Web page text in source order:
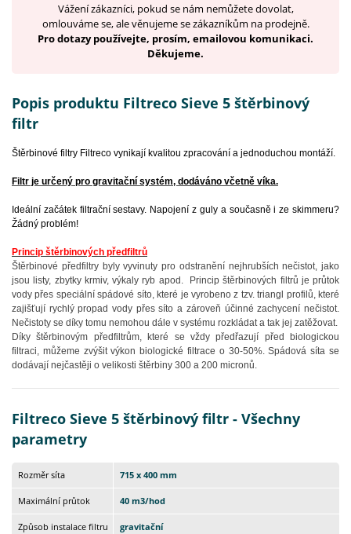
Vážení zákazníci, pokud se nám nemůžete dovolat,
omlouváme se, ale věnujeme se zákazníkům na prodejně.
Pro dotazy používejte, prosím, emailovou komunikaci.
Děkujeme.
Popis produktu Filtreco Sieve 5 štěrbinový
filtr
Štěrbinové filtry Filtreco vynikají kvalitou zpracování a jednoduchou montáží.
Filtr je určený pro gravitační systém, dodáváno včetně víka.
Ideální začátek filtrační sestavy. Napojení z guly a současně i ze skimmeru?
Žádný problém!
Princip štěrbinových předfiltrů
Štěrbinové předfiltry byly vyvinuty pro odstranění nejhrubších nečistot, jako
jsou listy, zbytky krmiv, výkaly ryb apod. Princip štěrbinových filtrů je průtok
vody přes speciální spádové síto, které je vyrobeno z tzv. triangl profilů, které
zajišťují rychlý propad vody přes síto a zároveň účinné zachycení nečistot.
Nečistoty se díky tomu nemohou dále v systému rozkládat a tak jej zatěžovat.
Díky štěrbinovým předfiltrům, které se vždy předřazují před biologickou
filtraci, můžeme zvýšit výkon biologické filtrace o 30-50%. Spádová síta se
dodávají nejčastěji o velikosti štěrbiny 300 a 200 micronů.
Filtreco Sieve 5 štěrbinový filtr - Všechny
parametry
Rozměr síta 715 x 400 mm
Maximální průtok 40 m3/hod
Způsob instalace filtru gravitační